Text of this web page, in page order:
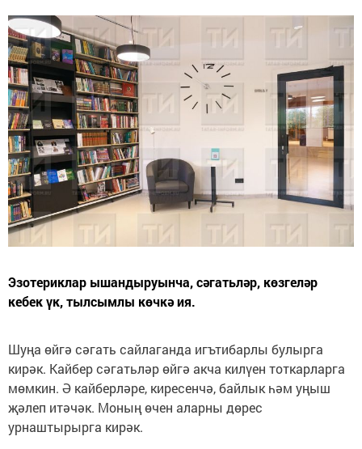
Эзотериклар ышандыруынча, сәгатьләр, көзгеләр
кебек үк, тылсымлы көчкә ия.
Шуңа өйгә сәгать сайлаганда игътибарлы булырга
кирәк. Кайбер сәгатьләр өйгә акча килүен тоткарларга
мөмкин. Ә кайберләре, киресенчә, байлык һәм уңыш
җәлеп итәчәк. Моның өчен аларны дөрес
урнаштырырга кирәк.